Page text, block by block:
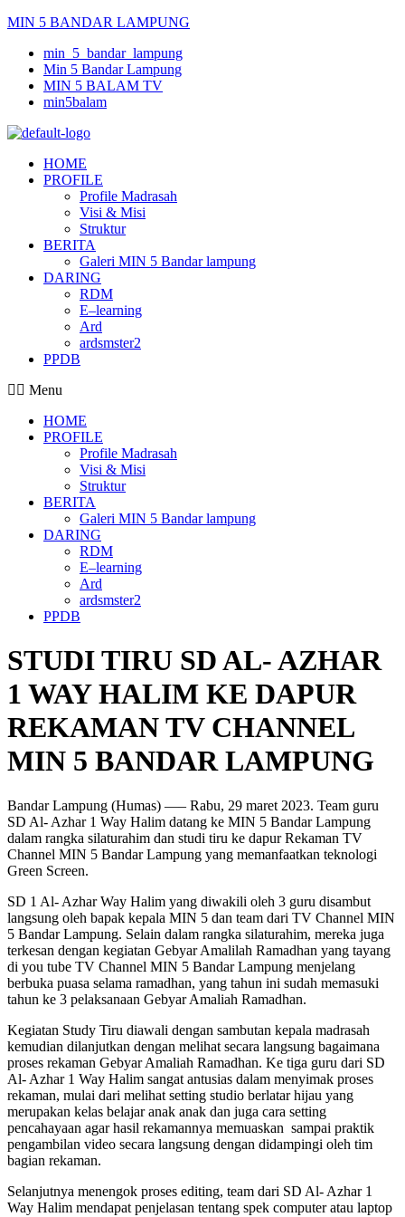
MIN 5 BANDAR LAMPUNG
min_5_bandar_lampung
Min 5 Bandar Lampung
MIN 5 BALAM TV
min5balam
HOME
PROFILE
Profile Madrasah
Visi & Misi
Struktur
BERITA
Galeri MIN 5 Bandar lampung
DARING
RDM
E–learning
Ard
ardsmster2
PPDB
Menu
HOME
PROFILE
Profile Madrasah
Visi & Misi
Struktur
BERITA
Galeri MIN 5 Bandar lampung
DARING
RDM
E–learning
Ard
ardsmster2
PPDB
STUDI TIRU SD AL- AZHAR
1 WAY HALIM KE DAPUR
REKAMAN TV CHANNEL
MIN 5 BANDAR LAMPUNG
Bandar Lampung (Humas) —– Rabu, 29 maret 2023. Team guru
SD Al- Azhar 1 Way Halim datang ke MIN 5 Bandar Lampung
dalam rangka silaturahim dan studi tiru ke dapur Rekaman TV
Channel MIN 5 Bandar Lampung yang memanfaatkan teknologi
Green Screen.
SD 1 Al- Azhar Way Halim yang diwakili oleh 3 guru disambut
langsung oleh bapak kepala MIN 5 dan team dari TV Channel MIN
5 Bandar Lampung. Selain dalam rangka silaturahim, mereka juga
terkesan dengan kegiatan Gebyar Amalilah Ramadhan yang tayang
di you tube TV Channel MIN 5 Bandar Lampung menjelang
berbuka puasa selama ramadhan, yang tahun ini sudah memasuki
tahun ke 3 pelaksanaan Gebyar Amaliah Ramadhan.
Kegiatan Study Tiru diawali dengan sambutan kepala madrasah
kemudian dilanjutkan dengan melihat secara langsung bagaimana
proses rekaman Gebyar Amaliah Ramadhan. Ke tiga guru dari SD
Al- Azhar 1 Way Halim sangat antusias dalam menyimak proses
rekaman, mulai dari melihat setting studio berlatar hijau yang
merupakan kelas belajar anak anak dan juga cara setting
pencahayaan agar hasil rekamannya memuaskan sampai praktik
pengambilan video secara langsung dengan didampingi oleh tim
bagian rekaman.
Selanjutnya menengok proses editing, team dari SD Al- Azhar 1
Way Halim mendapat penjelasan tentang spek computer atau laptop